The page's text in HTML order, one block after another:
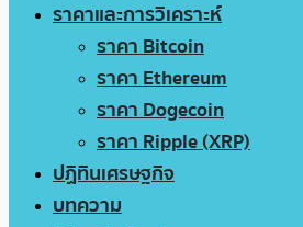
ราคาและการวิเคราะห์
ราคา Bitcoin
ราคา Ethereum
ราคา Dogecoin
ราคา Ripple (XRP)
ปฏิทินเศรษฐกิจ
บทความ